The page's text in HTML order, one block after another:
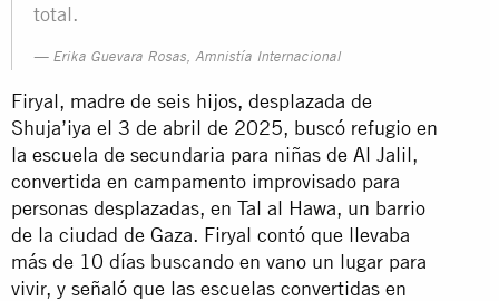
total.
Erika Guevara Rosas, Amnistía Internacional
Firyal, madre de seis hijos, desplazada de
Shuja’iya el 3 de abril de 2025, buscó refugio en
la escuela de secundaria para niñas de Al Jalil,
convertida en campamento improvisado para
personas desplazadas, en Tal al Hawa, un barrio
de la ciudad de Gaza. Firyal contó que llevaba
más de 10 días buscando en vano un lugar para
vivir, y señaló que las escuelas convertidas en